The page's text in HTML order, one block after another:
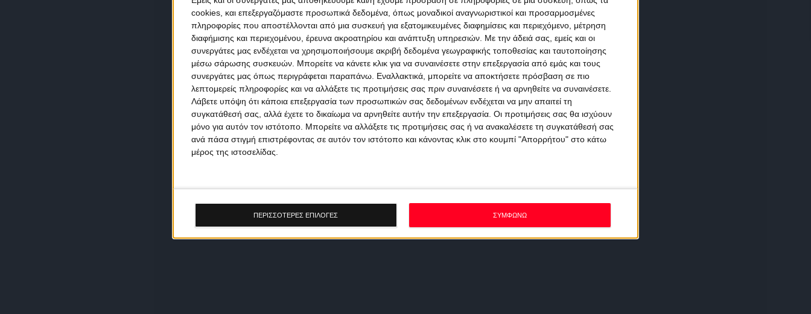
cookies, και επεξεργαζόμαστε προσωπικά δεδομένα, όπως μοναδικοί αναγνωριστικοί και προσαρμοσμένες
πληροφορίες που αποστέλλονται από μια συσκευή για εξατομικευμένες διαφημίσεις και περιεχόμενο, μέτρηση
διαφήμισης και περιεχομένου, έρευνα ακροατηρίου και ανάπτυξη υπηρεσιών. Με την άδειά σας, εμείς και οι
συνεργάτες μας ενδέχεται να χρησιμοποιήσουμε ακριβή δεδομένα γεωγραφικής τοποθεσίας και ταυτοποίησης
μέσω σάρωσης συσκευών. Μπορείτε να κάνετε κλικ για να συναινέσετε στην επεξεργασία από εμάς και τους
συνεργάτες μας όπως περιγράφεται παραπάνω. Εναλλακτικά, μπορείτε να αποκτήσετε πρόσβαση σε πιο
λεπτομερείς πληροφορίες και να αλλάξετε τις προτιμήσεις σας πριν συναινέσετε ή να αρνηθείτε να συναινέσετε.
Λάβετε υπόψη ότι κάποια επεξεργασία των προσωπικών σας δεδομένων ενδέχεται να μην απαιτεί τη
συγκατάθεσή σας, αλλά έχετε το δικαίωμα να αρνηθείτε αυτήν την επεξεργασία. Οι προτιμήσεις σας θα ισχύουν
μόνο για αυτόν τον ιστότοπο. Μπορείτε να αλλάξετε τις προτιμήσεις σας ή να ανακαλέσετε τη συγκατάθεσή σας
ανά πάσα στιγμή επιστρέφοντας σε αυτόν τον ιστότοπο και κάνοντας κλικ στο κουμπί "Απορρήτου" στο κάτω
μέρος της ιστοσελίδας.
ΠΕΡΙΣΣΟΤΕΡΕΣ ΕΠΙΛΟΓΕΣ ΣΥΜΦΩΝΩ